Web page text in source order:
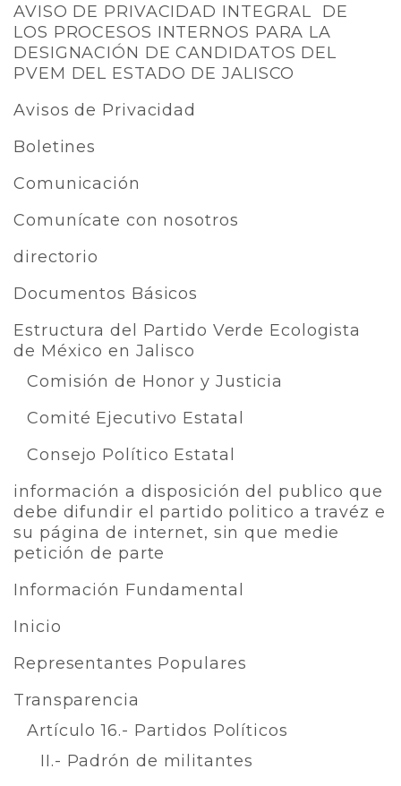
AVISO DE PRIVACIDAD INTEGRAL DE
LOS PROCESOS INTERNOS PARA LA
DESIGNACIÓN DE CANDIDATOS DEL
PVEM DEL ESTADO DE JALISCO
Avisos de Privacidad
Boletines
Comunicación
Comunícate con nosotros
directorio
Documentos Básicos
Estructura del Partido Verde Ecologista
de México en Jalisco
Comisión de Honor y Justicia
Comité Ejecutivo Estatal
Consejo Político Estatal
información a disposición del publico que
debe difundir el partido politico a travéz e
su página de internet, sin que medie
petición de parte
Información Fundamental
Inicio
Representantes Populares
Transparencia
Artículo 16.- Partidos Políticos
II.- Padrón de militantes